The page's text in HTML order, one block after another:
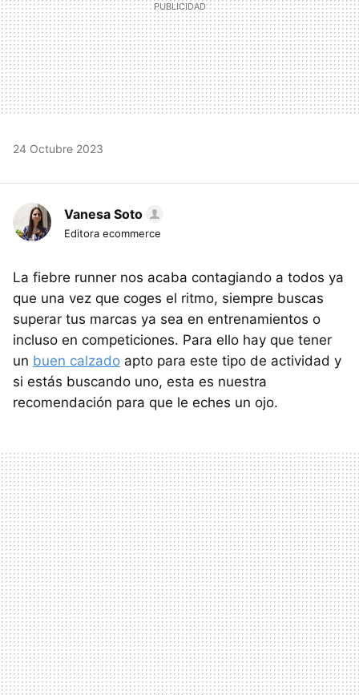
24 Octubre 2023
Vanesa Soto
Editora ecommerce
La fiebre runner nos acaba contagiando a todos ya
que una vez que coges el ritmo, siempre buscas
superar tus marcas ya sea en entrenamientos o
incluso en competiciones. Para ello hay que tener
un buen calzado apto para este tipo de actividad y
si estás buscando uno, esta es nuestra
recomendación para que le eches un ojo.